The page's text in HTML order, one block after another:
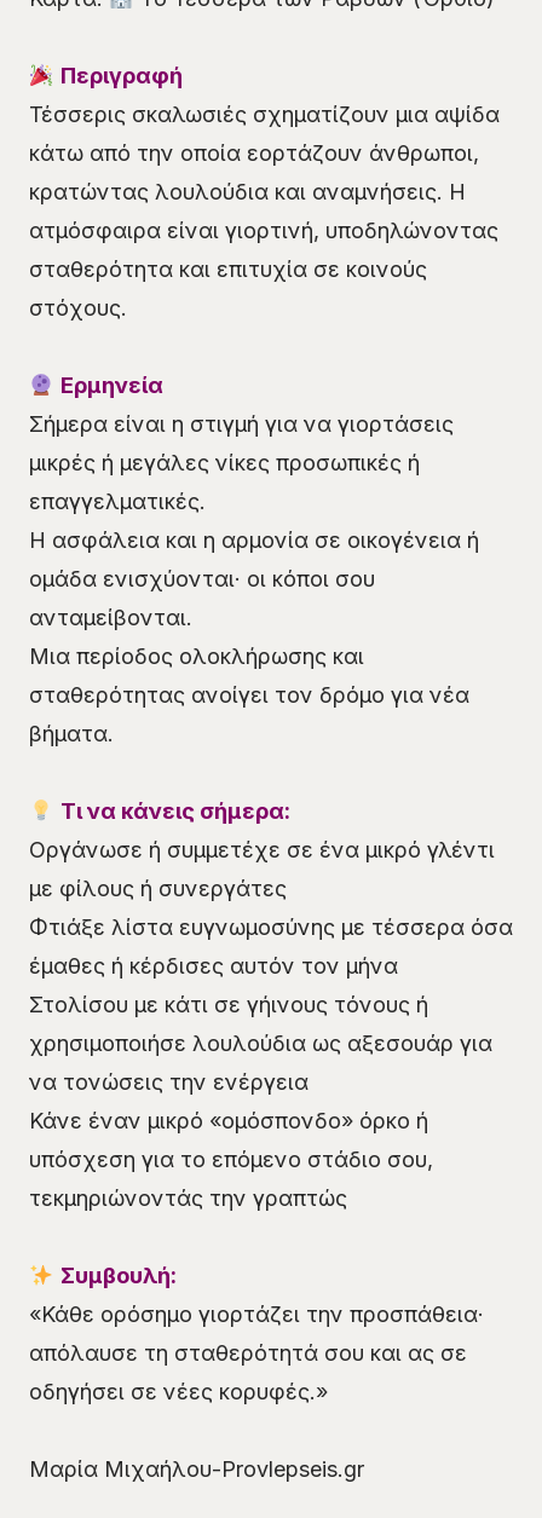
Περιγραφή
Τέσσερις σκαλωσιές σχηματίζουν μια αψίδα
κάτω από την οποία εορτάζουν άνθρωποι,
κρατώντας λουλούδια και αναμνήσεις. Η
ατμόσφαιρα είναι γιορτινή, υποδηλώνοντας
σταθερότητα και επιτυχία σε κοινούς
στόχους.
Ερμηνεία
Σήμερα είναι η στιγμή για να γιορτάσεις
μικρές ή μεγάλες νίκες προσωπικές ή
επαγγελματικές.
Η ασφάλεια και η αρμονία σε οικογένεια ή
ομάδα ενισχύονται· οι κόποι σου
ανταμείβονται.
Μια περίοδος ολοκλήρωσης και
σταθερότητας ανοίγει τον δρόμο για νέα
βήματα.
Τι να κάνεις σήμερα:
Οργάνωσε ή συμμετέχε σε ένα μικρό γλέντι
με φίλους ή συνεργάτες
Φτιάξε λίστα ευγνωμοσύνης με τέσσερα όσα
έμαθες ή κέρδισες αυτόν τον μήνα
Στολίσου με κάτι σε γήινους τόνους ή
χρησιμοποιήσε λουλούδια ως αξεσουάρ για
να τονώσεις την ενέργεια
Κάνε έναν μικρό «ομόσπονδο» όρκο ή
υπόσχεση για το επόμενο στάδιο σου,
τεκμηριώνοντάς την γραπτώς
Συμβουλή:
«Κάθε ορόσημο γιορτάζει την προσπάθεια·
απόλαυσε τη σταθερότητά σου και ας σε
οδηγήσει σε νέες κορυφές.»
Μαρία Μιχαήλου-Provlepseis.gr